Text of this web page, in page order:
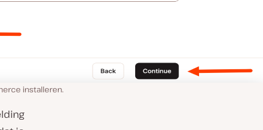
installeren.